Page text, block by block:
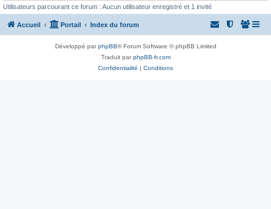
Utilisateurs parcourant ce forum : Aucun utilisateur enregistré et 1 invité
Accueil Portail Index du forum
Développé parphpBB® Forum Software © phpBB Limited
Traduit parphpBB-fr.com
Confidentialité | Conditions